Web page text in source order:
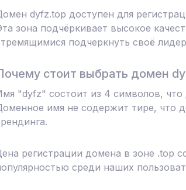
dyfz.top доступен для
зона подчёркивает высокое
подчеркнуть своё
стоит выбрать домен
"dyfz" состоит из 4 символов, что
имя не содержит тире, что
регистрации домена в зоне .top
среди наших